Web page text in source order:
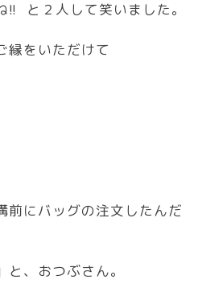
!! と２人して笑いました。
縁をいただけて
にバッグの注文したんだ
、おつぶさん。